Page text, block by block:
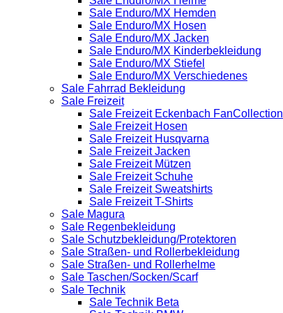
Sale Enduro/MX Hemden
Sale Enduro/MX Hosen
Sale Enduro/MX Jacken
Sale Enduro/MX Kinderbekleidung
Sale Enduro/MX Stiefel
Sale Enduro/MX Verschiedenes
Sale Fahrrad Bekleidung
Sale Freizeit
Sale Freizeit Eckenbach FanCollection
Sale Freizeit Hosen
Sale Freizeit Husqvarna
Sale Freizeit Jacken
Sale Freizeit Mützen
Sale Freizeit Schuhe
Sale Freizeit Sweatshirts
Sale Freizeit T-Shirts
Sale Magura
Sale Regenbekleidung
Sale Schutzbekleidung/Protektoren
Sale Straßen- und Rollerbekleidung
Sale Straßen- und Rollerhelme
Sale Taschen/Socken/Scarf
Sale Technik
Sale Technik Beta